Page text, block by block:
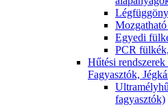
Légfüggöny
Egyedi
PCR
Hűtési
Fagyasztók,
fagyasztók)